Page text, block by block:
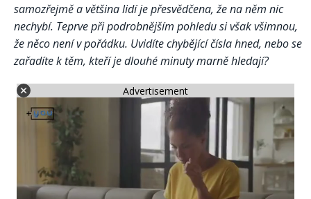
samozřejmě a většina lidí je přesvědčena, že na něm nic
nechybí. Teprve při podrobnějším pohledu si však všimnou,
že něco není v pořádku. Uvidíte chybějící čísla hned, nebo se
zařadíte k těm, kteří je dlouhé minuty marně hledají?
Advertisement